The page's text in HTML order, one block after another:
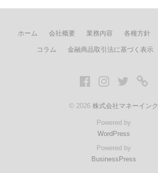
ホーム 会社概要 業務内容 各種方針
コラム 金融商品取引法に基づく表示
FacebookInstagram
twitter
© 2026 株式会社マネーインク
Powered by
WordPress
Powered by
BusinessPress